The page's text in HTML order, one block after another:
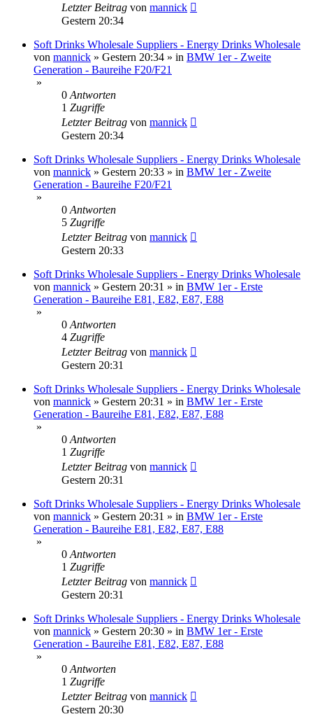
Letzter Beitrag von mannick
Gestern 20:34
Soft Drinks Wholesale Suppliers - Energy Drinks Wholesale
von mannick » Gestern 20:34 » in BMW 1er - Zweite
Generation - Baureihe F20/F21
»
0 Antworten
1 Zugriffe
Letzter Beitrag von mannick
Gestern 20:34
Soft Drinks Wholesale Suppliers - Energy Drinks Wholesale
von mannick » Gestern 20:33 » in BMW 1er - Zweite
Generation - Baureihe F20/F21
»
0 Antworten
5 Zugriffe
Letzter Beitrag von mannick
Gestern 20:33
Soft Drinks Wholesale Suppliers - Energy Drinks Wholesale
von mannick » Gestern 20:31 » in BMW 1er - Erste
Generation - Baureihe E81, E82, E87, E88
»
0 Antworten
4 Zugriffe
Letzter Beitrag von mannick
Gestern 20:31
Soft Drinks Wholesale Suppliers - Energy Drinks Wholesale
von mannick » Gestern 20:31 » in BMW 1er - Erste
Generation - Baureihe E81, E82, E87, E88
»
0 Antworten
1 Zugriffe
Letzter Beitrag von mannick
Gestern 20:31
Soft Drinks Wholesale Suppliers - Energy Drinks Wholesale
von mannick » Gestern 20:31 » in BMW 1er - Erste
Generation - Baureihe E81, E82, E87, E88
»
0 Antworten
1 Zugriffe
Letzter Beitrag von mannick
Gestern 20:31
Soft Drinks Wholesale Suppliers - Energy Drinks Wholesale
von mannick » Gestern 20:30 » in BMW 1er - Erste
Generation - Baureihe E81, E82, E87, E88
»
0 Antworten
1 Zugriffe
Letzter Beitrag von mannick
Gestern 20:30